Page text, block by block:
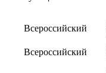
Всероссийский
Всероссийский